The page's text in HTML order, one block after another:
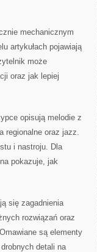
mechanicznym
artykułach pojawiają
może
oraz jak lepiej
opisują melodie z
regionalne oraz jazz.
i nastroju. Dla
pokazuje, jak
się zagadnienia
rozwiązań oraz
są elementy
detali na